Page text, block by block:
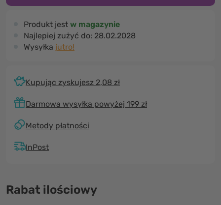
Produkt jest w magazynie
Najlepiej zużyć do: 28.02.2028
Wysyłka jutro!
Kupując zyskujesz 2,08 zł
Darmowa wysyłka powyżej 199 zł
Metody płatności
InPost
Rabat ilościowy